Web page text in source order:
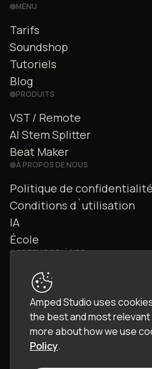
MENU
Tarifs
Soundshop
Tutoriels
Blog
PRODUITS
VST / Remote
AI Stem Splitter
Beat Maker
À PROPOS DE NOUS
Politique de confidentialité
Conditions d`utilisation
IA
École
OBTENIR DE L`AIDE
Nous contacter
Communauté
Manuel
Amped Studio uses
the best and most
more about how we use
Policy.